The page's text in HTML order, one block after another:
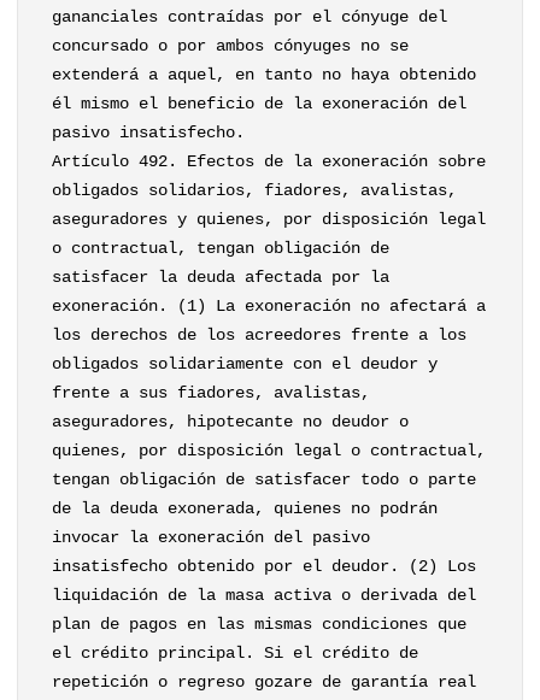
gananciales contraídas por el cónyuge del
concursado o por ambos cónyuges no se
extenderá a aquel, en tanto no haya obtenido
él mismo el beneficio de la exoneración del
pasivo insatisfecho.
Artículo 492. Efectos de la exoneración sobre
obligados solidarios, fiadores, avalistas,
aseguradores y quienes, por disposición legal
o contractual, tengan obligación de
satisfacer la deuda afectada por la
exoneración. (1) La exoneración no afectará a
los derechos de los acreedores frente a los
obligados solidariamente con el deudor y
frente a sus fiadores, avalistas,
aseguradores, hipotecante no deudor o
quienes, por disposición legal o contractual,
tengan obligación de satisfacer todo o parte
de la deuda exonerada, quienes no podrán
invocar la exoneración del pasivo
insatisfecho obtenido por el deudor. (2) Los
liquidación de la masa activa o derivada del
plan de pagos en las mismas condiciones que
el crédito principal. Si el crédito de
repetición o regreso gozare de garantía real